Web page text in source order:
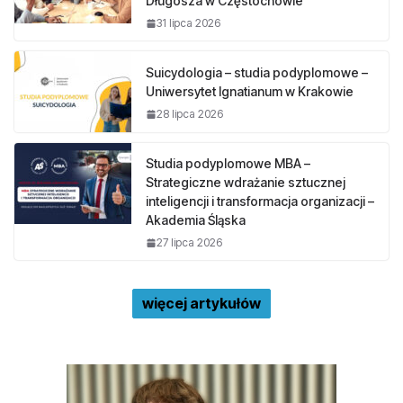
31 lipca 2026
Suicydologia – studia podyplomowe –
Uniwersytet Ignatianum w Krakowie
28 lipca 2026
Studia podyplomowe MBA –
Strategiczne wdrażanie sztucznej
inteligencji i transformacja organizacji –
Akademia Śląska
27 lipca 2026
więcej artykułów